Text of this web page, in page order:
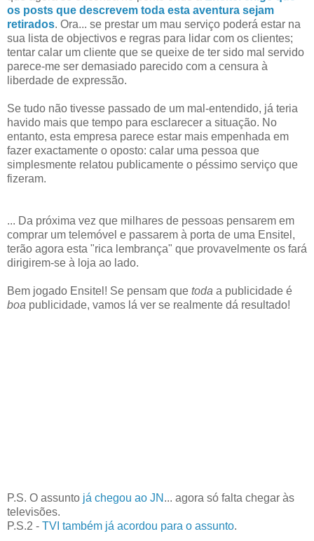
os posts que descrevem toda esta aventura sejam
retirados. Ora... se prestar um mau serviço poderá estar na
sua lista de objectivos e regras para lidar com os clientes;
tentar calar um cliente que se queixe de ter sido mal servido
parece-me ser demasiado parecido com a censura à
liberdade de expressão.
Se tudo não tivesse passado de um mal-entendido, já teria
havido mais que tempo para esclarecer a situação. No
entanto, esta empresa parece estar mais empenhada em
fazer exactamente o oposto: calar uma pessoa que
simplesmente relatou publicamente o péssimo serviço que
fizeram.
... Da próxima vez que milhares de pessoas pensarem em
comprar um telemóvel e passarem à porta de uma Ensitel,
terão agora esta "rica lembrança" que provavelmente os fará
dirigirem-se à loja ao lado.
Bem jogado Ensitel! Se pensam que toda a publicidade é
boa publicidade, vamos lá ver se realmente dá resultado!
P.S. O assunto já chegou ao JN ... agora só falta chegar às
televisões.
P.S.2 - TVI também já acordou para o assunto.